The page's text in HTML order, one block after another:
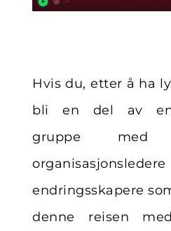
Hvis du, etter å ha
bli en del av en
gruppe
endringsskapere
denne reisen